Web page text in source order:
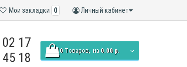
Личный кабинет
Мои закладки 0
17
18
0 Tоваров, на 0.00 р.